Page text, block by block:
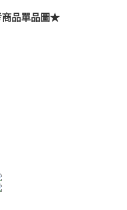
品單品圖★